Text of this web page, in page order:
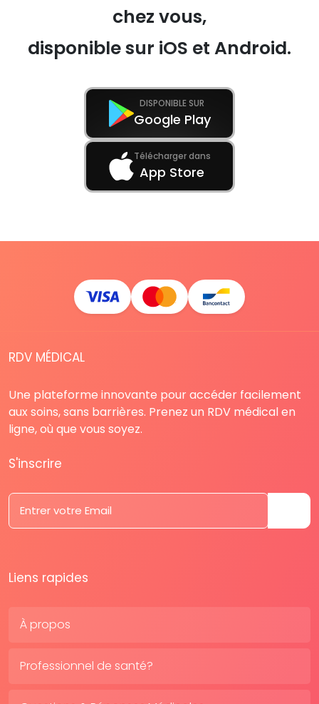
chez vous,
disponible sur iOS et Android.
DISPONIBLE SUR
Google Play
Télécharger dans
App Store
RDV MÉDICAL
Une plateforme innovante pour accéder facilement
aux soins, sans barrières. Prenez un RDV médical en
ligne, où que vous soyez.
S'inscrire
Liens rapides
À propos
Professionnel de santé?